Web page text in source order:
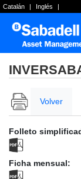
Catalán | Inglés |
Volver
Folleto
Ficha mensual: